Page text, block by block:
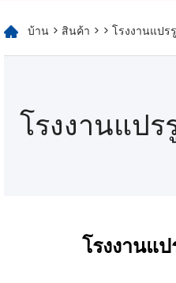
บ้าน > สินค้า > > โรงงานแปร
โรงงานแป
โรงงานแ